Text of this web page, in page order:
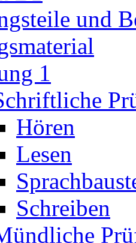
und
1
Hören
Lesen
Schreiben